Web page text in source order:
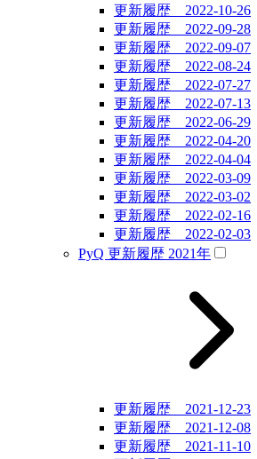
更新履歴 2022-10-26
更新履歴 2022-09-28
更新履歴 2022-09-07
更新履歴 2022-08-24
更新履歴 2022-07-27
更新履歴 2022-07-13
更新履歴 2022-06-29
更新履歴 2022-04-20
更新履歴 2022-04-04
更新履歴 2022-03-09
更新履歴 2022-03-02
更新履歴 2022-02-16
更新履歴 2022-02-03
PyQ 更新履歴 2021年
更新履歴 2021-12-23
更新履歴 2021-12-08
更新履歴 2021-11-10